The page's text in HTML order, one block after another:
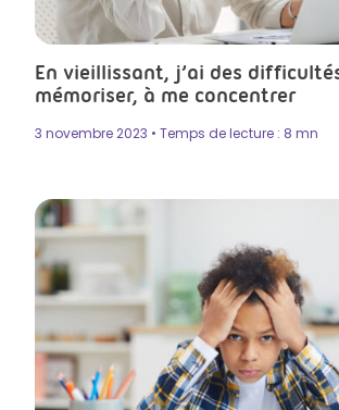
En vieillissant, j’ai des
mémoriser, à me concentrer
3 novembre 2023 • Temps de lecture : 8 mn